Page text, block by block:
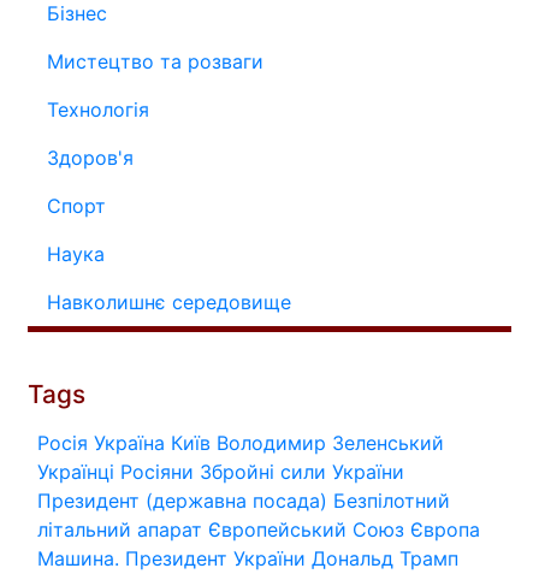
Бізнес
Мистецтво та розваги
Технологія
Здоров'я
Спорт
Наука
Навколишнє середовище
Tags
Росія Україна Київ Володимир Зеленський
Українці Росіяни Збройні сили України
Президент (державна посада) Безпілотний
літальний апарат Європейський Союз Європа
Машина. Президент України Дональд Трамп